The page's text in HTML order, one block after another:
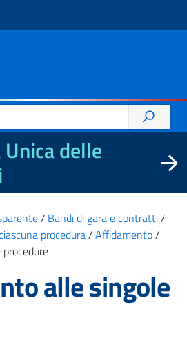
delle
/ Bandi di gara e contratti/
procedura/Affidamento/
alle singole